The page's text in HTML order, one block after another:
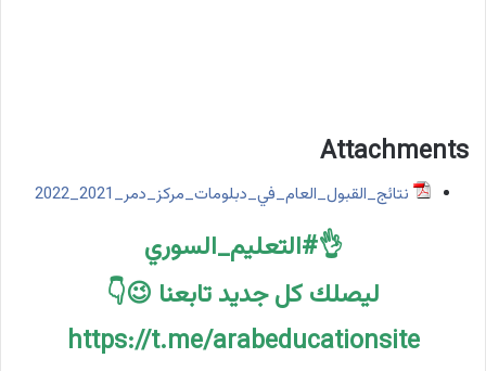
Attachments
نتائج_القبول_العام_في_دبلومات_مركز_دمر_2021_2022
👌#التعليم_السوري
ليصلك كل جديد تابعنا 😉👇
https://t.me/arabeducationsite